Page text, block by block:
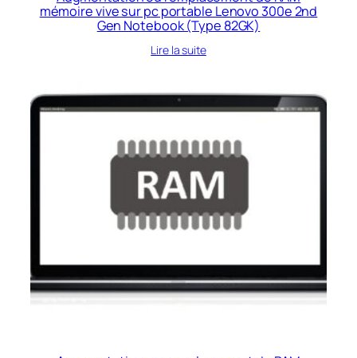
mémoire vive sur pc portable Lenovo 300e 2nd
Gen Notebook (Type 82GK)
Lire la suite